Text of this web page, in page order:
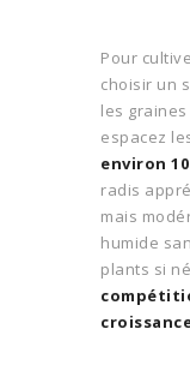
Pour
choisir un
les
espacez
environ
radis
mais
humide
plants si